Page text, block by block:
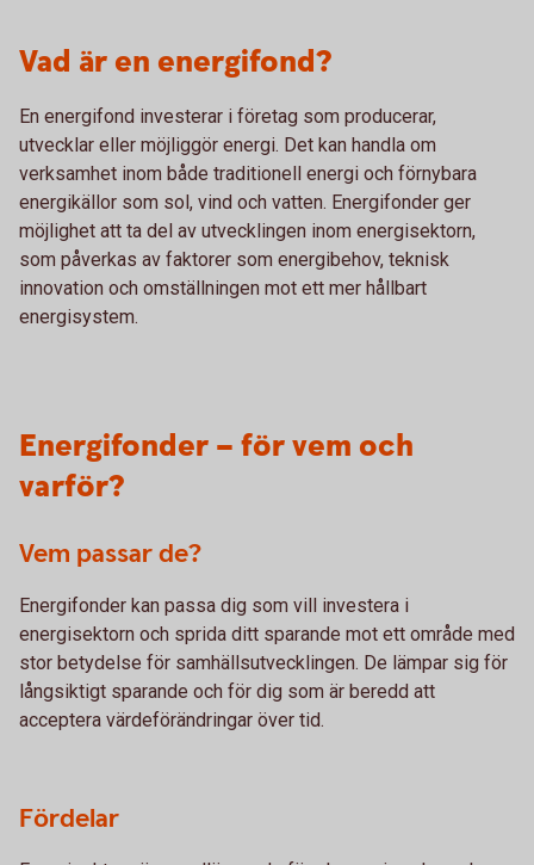
Vad är en energifond?
En energifond investerar i företag som producerar,
utvecklar eller möjliggör energi. Det kan handla om
verksamhet inom både traditionell energi och förnybara
energikällor som sol, vind och vatten. Energifonder ger
möjlighet att ta del av utvecklingen inom energisektorn,
som påverkas av faktorer som energibehov, teknisk
innovation och omställningen mot ett mer hållbart
energisystem.
Energifonder – för vem och
varför?
Vem passar de?
Energifonder kan passa dig som vill investera i
energisektorn och sprida ditt sparande mot ett område med
stor betydelse för samhällsutvecklingen. De lämpar sig för
långsiktigt sparande och för dig som är beredd att
acceptera värdeförändringar över tid.
Fördelar